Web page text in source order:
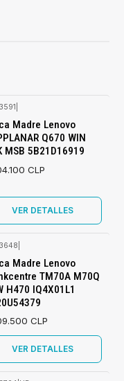
Madre Lenovo
Q670 WIN
MSB 5B21D16919
CLP
VER DETALLES
Madre Lenovo
TM70A M70Q
H470 IQ4X01L1
CLP
VER DETALLES